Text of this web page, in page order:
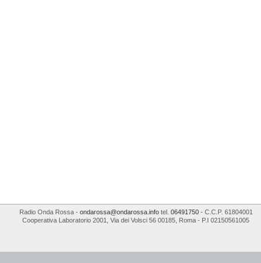
Radio Onda Rossa- ondarossa@ondarossa.infotel. 06491750- C.C.P. 61804001
Cooperativa Laboratorio 2001
Via dei Volsci 56 00185 Roma - P.I 02150561005